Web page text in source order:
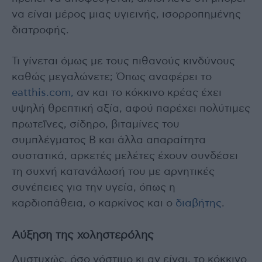
να είναι μέρος μιας υγιεινής, ισορροπημένης
διατροφής.
Τι γίνεται όμως με τους πιθανούς κινδύνους
καθώς μεγαλώνετε; Όπως αναφέρει το
eatthis.com, αν και το κόκκινο κρέας έχει
υψηλή θρεπτική αξία, αφού παρέχει πολύτιμες
πρωτεΐνες, σίδηρο, βιταμίνες του
συμπλέγματος Β και άλλα απαραίτητα
συστατικά, αρκετές μελέτες έχουν συνδέσει
τη συχνή κατανάλωσή του με αρνητικές
συνέπειες για την υγεία, όπως η
καρδιοπάθεια, ο καρκίνος και ο διαβήτης.
Αύξηση της χοληστερόλης